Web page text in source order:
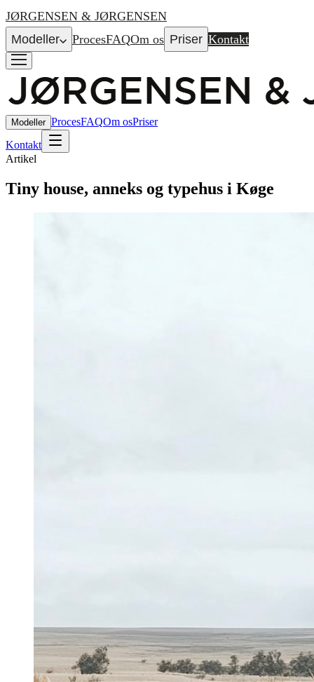
JØRGENSEN & JØRGENSEN
Modeller
ProcesFAQOm os Priser Kontakt
Modeller ProcesFAQOm osPriser
Kontakt
Artikel
Tiny house, anneks og typehus i Køge